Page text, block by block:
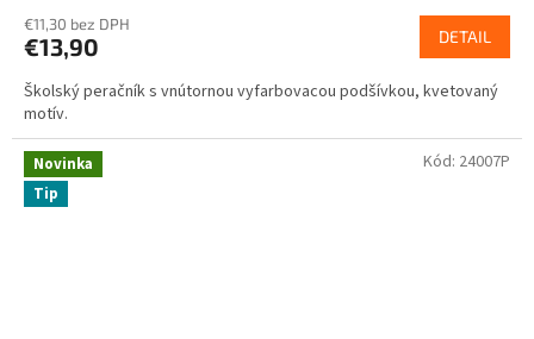
€11,30 bez DPH
€13,90 DETAIL
Školský peračník s vnútornou vyfarbovacou podšívkou, kvetovaný
motív.
Novinka
Tip
Kód: 24007P